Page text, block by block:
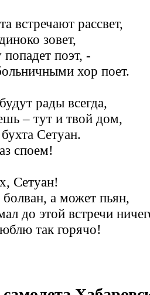
встречают рассвет,
зовет,
поэт, -
хор поет.
рады всегда,
– тут и твой дом,
Сетуан.
споем!
Сетуан!
а может пьян,
до этой встречи
так горячо!